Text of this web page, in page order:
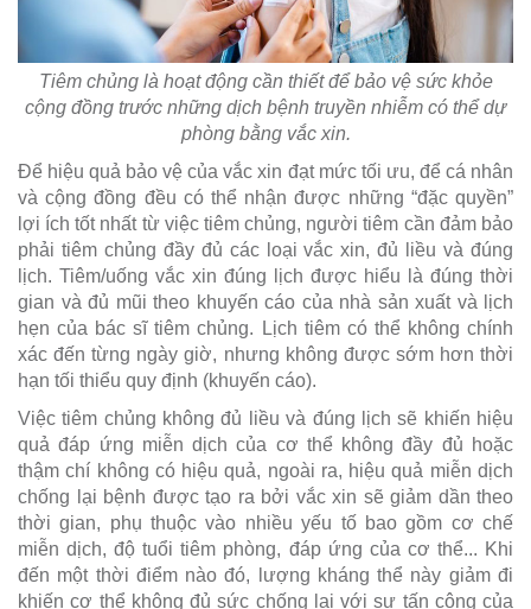
Tiêm chủng là hoạt động cần thiết để bảo vệ sức khỏe
cộng đồng trước những dịch bệnh truyền nhiễm có thể dự
phòng bằng vắc xin.
Để hiệu quả bảo vệ của vắc xin đạt mức tối ưu, để cá nhân
và cộng đồng đều có thể nhận được những “đặc quyền”
lợi ích tốt nhất từ việc tiêm chủng, người tiêm cần đảm bảo
phải tiêm chủng đầy đủ các loại vắc xin, đủ liều và đúng
lịch. Tiêm/uống vắc xin đúng lịch được hiểu là đúng thời
gian và đủ mũi theo khuyến cáo của nhà sản xuất và lịch
hẹn của bác sĩ tiêm chủng. Lịch tiêm có thể không chính
xác đến từng ngày giờ, nhưng không được sớm hơn thời
hạn tối thiểu quy định (khuyến cáo).
Việc tiêm chủng không đủ liều và đúng lịch sẽ khiến hiệu
quả đáp ứng miễn dịch của cơ thể không đầy đủ hoặc
thậm chí không có hiệu quả, ngoài ra, hiệu quả miễn dịch
chống lại bệnh được tạo ra bởi vắc xin sẽ giảm dần theo
thời gian, phụ thuộc vào nhiều yếu tố bao gồm cơ chế
miễn dịch, độ tuổi tiêm phòng, đáp ứng của cơ thể... Khi
đến một thời điểm nào đó, lượng kháng thể này giảm đi
khiến cơ thể không đủ sức chống lại với sự tấn công của